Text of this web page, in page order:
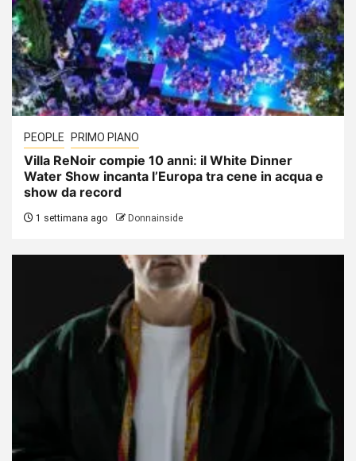
PEOPLE PRIMO PIANO
Villa ReNoir compie 10 anni: il White Dinner
Water Show incanta l’Europa tra cene in acqua e
show da record
1 settimana ago Donnainside